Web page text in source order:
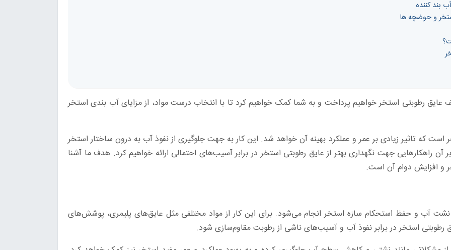
و حوضچه ها
عایق رطوبتی استخر خواهیم پرداخت و به شما کمک خواهیم کرد تا با انتخاب درست مواد، از مزایای آب‌ بندی استخر
که تاثیر زیادی بر عمر و عملکرد بهینه آن خواهد شد. این کار به جهت جلوگیری از نفوذ آب به درون ساختار استخر
راهکارهایی جهت نگهداری بهتر از عایق رطوبتی استخر در برابر آسیب‌های احتمالی ارائه خواهیم کرد. هدف ما آشنا
و افزایش دوام آن است.
نشت آب و حفظ استحکام سازه استخر انجام می‌شود. برای این کار از مواد مختلفی مثل عایق‌های پلیمری، پوشش‌های
استخر در برابر نفوذ آب و آسیب‌های ناشی از رطوبت مقاوم‌سازی شود.